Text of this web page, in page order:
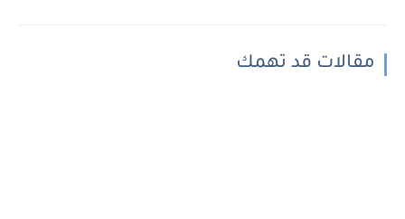
مقالات قد تهمك